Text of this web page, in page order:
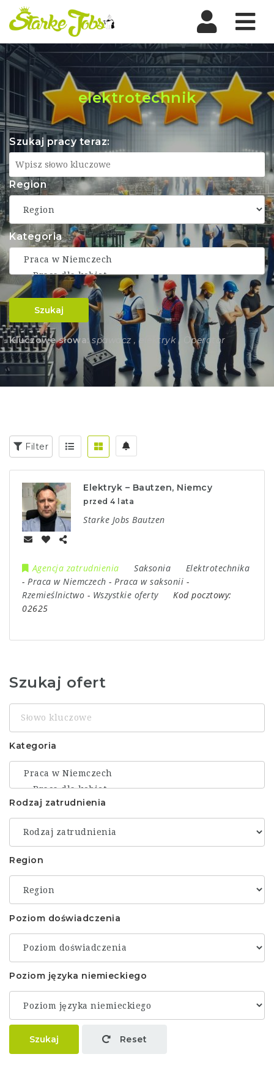
elektrotechnik
Szukaj pracy teraz:
Region
Kategoria
Szukaj
Kluczowe słowa: spawacz , elektryk , Operator
Filter
Elektryk – Bautzen, Niemcy
przed 4 lata
Starke Jobs Bautzen
Agencja zatrudnienia Saksonia
Elektrotechnika
- Praca w Niemczech - Praca w saksonii -
Rzemieślnictwo - Wszystkie oferty
Kod pocztowy:
02625
Szukaj ofert
Słowo
kluczowe
Kategoria
Rodzaj zatrudnienia
Region
Poziom doświadczenia
Poziom języka niemieckiego
Szukaj Reset